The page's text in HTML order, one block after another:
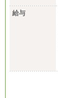
給与